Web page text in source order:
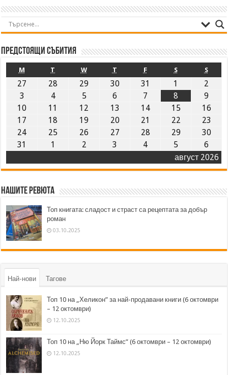
Предстоящи събития
август 2026
M T W T F S S
27 28 29 30 31 1
2
3
4 5 6 7 8
9
10
11 12 13 14 15
16
17
18 19 20 21 22
23
24
25 26 27 28 29
30
31
1 2 3 4 5 6
Нашите ревюта
Топ книгата: сладост и страст са рецептата за добър
роман
03.10.2025
Най-нови Тагове
Топ 10 на „Хеликон” за най-продавани книги (6 октомври
– 12 октомври)
12.10.2025
Топ 10 на „Ню Йорк Таймс” (6 октомври – 12 октомври)
12.10.2025